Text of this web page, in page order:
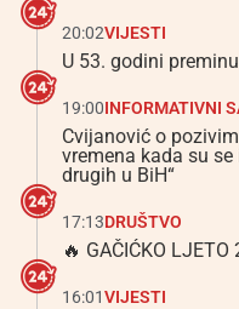
20:02VIJESTI
U 53. godini
19:00INFORMATIVNI
Cvijanović o
vremena kada su
drugih u BiH“
17:13DRUŠTVO
🔥 GAČIĆKO LJETO
16:01VIJESTI